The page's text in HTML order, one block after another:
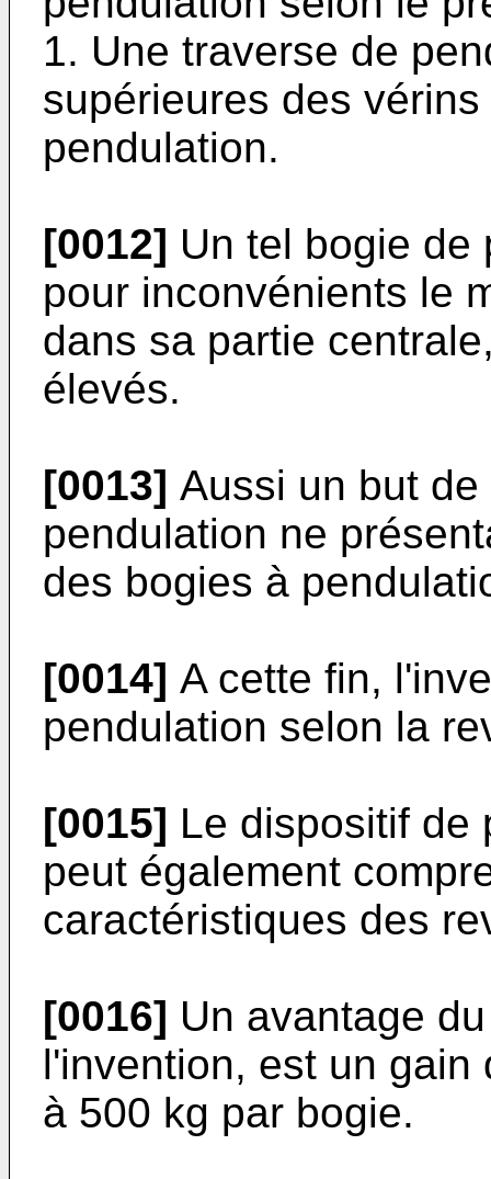
1. Une traverse de
supérieures des
pendulation.
[0012] Un tel bogie de
pour inconvénients le
dans sa partie
élevés.
[0013] Aussi un but
pendulation ne
des bogies à
[0014] A cette fin,
pendulation selon la
[0015] Le dispositif de
peut également
caractéristiques des
[0016] Un avantage
l'invention, est un gain
à 500 kg par bogie.